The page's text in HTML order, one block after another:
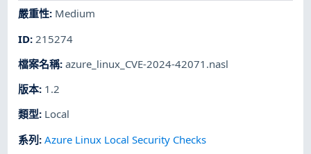
嚴重性: Medium
ID: 215274
檔案名稱:azure_linux_CVE-2024-42071.nasl
版本: 1.2
類型: Local
系列:Azure Linux Local Security Checks